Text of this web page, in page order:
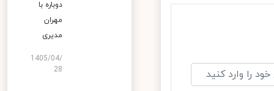
دوباره با
مهران
مدیری
1405/04/
28